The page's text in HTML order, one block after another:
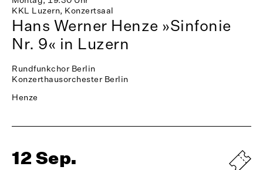
KKL Luzern, Konzertsaal
Hans Werner Henze »Sinfonie
Nr. 9« in Luzern
Rundfunkchor Berlin
Konzerthausorchester Berlin
Henze
12 Sep.